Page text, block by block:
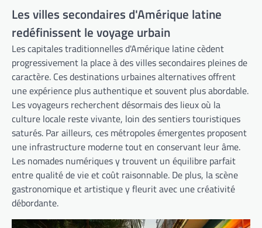
Les villes secondaires d'Amérique latine
redéfinissent le voyage urbain
Les capitales traditionnelles d'Amérique latine cèdent
progressivement la place à des villes secondaires pleines de
caractère. Ces destinations urbaines alternatives offrent
une expérience plus authentique et souvent plus abordable.
Les voyageurs recherchent désormais des lieux où la
culture locale reste vivante, loin des sentiers touristiques
saturés. Par ailleurs, ces métropoles émergentes proposent
une infrastructure moderne tout en conservant leur âme.
Les nomades numériques y trouvent un équilibre parfait
entre qualité de vie et coût raisonnable. De plus, la scène
gastronomique et artistique y fleurit avec une créativité
débordante.